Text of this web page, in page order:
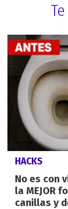
HACKS
No es con
la MEJOR
canillas y